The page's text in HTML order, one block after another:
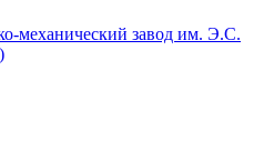
механический завод им. Э.С.